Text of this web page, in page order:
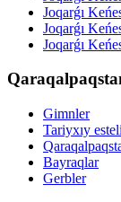
Joqarǵı
Joqarǵı
Joqarǵı
Gimnler
Tariyxıy
Bayraqlar
Gerbler